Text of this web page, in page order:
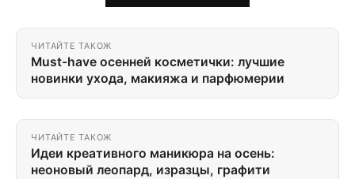
ЧИТАЙТЕ ТАКОЖ
Must-have осенней косметички: лучшие
новинки ухода, макияжа и парфюмерии
ЧИТАЙТЕ ТАКОЖ
Идеи креативного маникюра на осень:
неоновый леопард, изразцы, графити